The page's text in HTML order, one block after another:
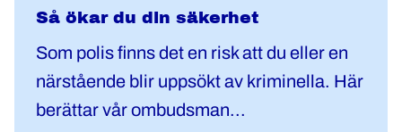
Så ökar du din säkerhet
Som polis finns det en risk att du eller en
närstående blir uppsökt av kriminella. Här
berättar vår ombudsman...